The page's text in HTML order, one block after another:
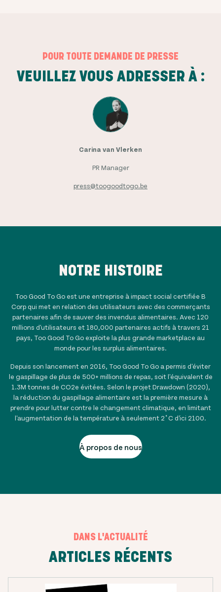
POUR TOUTE DEMANDE DE PRESSE
VEUILLEZ VOUS ADRESSER À :
Carina van Vlerken
PR Manager
press@toogoodtogo.be
NOTRE HISTOIRE
Too Good To Go est une entreprise à impact social certifiée B
Corp qui met en relation des utilisateurs avec des commerçants
partenaires afin de sauver des invendus alimentaires. Avec 120
millions d'utilisateurs et 180,000 partenaires actifs à travers 21
pays, Too Good To Go exploite la plus grande marketplace au
monde pour les surplus alimentaires.
Depuis son lancement en 2016, Too Good To Go a permis d'éviter
le gaspillage de plus de 500+ millions de repas, soit l'équivalent de
1.3M tonnes de CO2e évitées. Selon le projet Drawdown (2020),
la réduction du gaspillage alimentaire est la première mesure à
prendre pour lutter contre le changement climatique, en limitant
l'augmentation de la température à seulement 2˚C d'ici 2100.
À propos de nous
DANS L'ACTUALITÉ
ARTICLES RÉCENTS